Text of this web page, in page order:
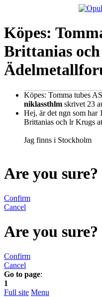
Köpes:
Brittanias
Köpes: Tomma tubes
niklassthlm skrivet 23
Hej, är det ngn som har
Brittanias och lr Krugs
Jag finns i Stockholm
Are you sure?
Confirm
Cancel
Are you sure?
Confirm
Cancel
Go to page:
1
Full site Menu